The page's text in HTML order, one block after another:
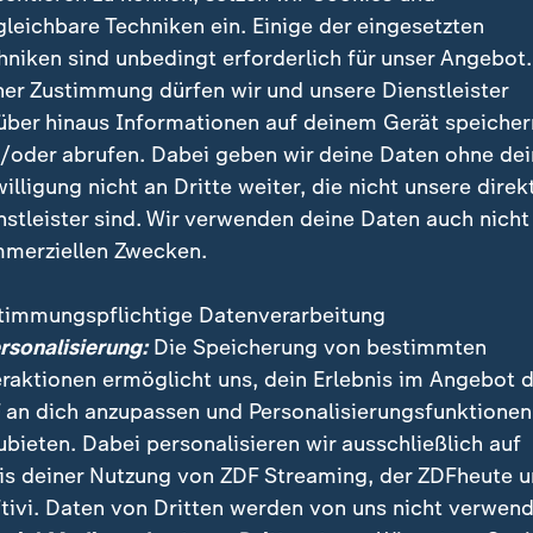
Verhandlungen am Ende der
das Gespräch sei geplant, dass eine israelische
nach Katar reise, "um technische Details in
der Vereinbarung zu besprechen", hieß es
aus den USAwerde Netanjahu das
über Israels allgemeine Positionen mit Blick auf
Die Ergebnisse sollten als Wegweiser für die
und Israel: Leben in einer zerbrechlichen Waffenruhe
Techniken ein. Einige der eingesetzten
sind unbedingt erforderlich für unser
Zustimmung dürfen wir und unsere Dienstleister
hinaus Informationen auf deinem Gerät
oder abrufen. Dabei geben wir deine Daten ohne
nicht an Dritte weiter, die nicht unsere
sind. Wir verwenden deine Daten auch nicht
Zwecken.
Datenverarbeitung
Die Speicherung von bestimmten
ermöglicht uns, dein Erlebnis im Angebot
an dich anzupassen und Personalisierungsfunktionen
Dabei personalisieren wir ausschließlich auf
deiner Nutzung von ZDF Streaming, der ZDFheute
Daten von Dritten werden von uns nicht